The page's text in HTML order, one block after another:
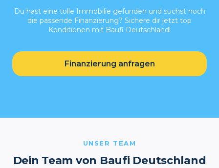
Du hast eine tolle Immobilie gefunden und suchst noch
die passende Finanzierung? Sichere dir jetzt top
Konditionen mit Baufi Deutschland!
Finanzierung anfragen
UNSER TEAM
Dein Team von Baufi Deutschland